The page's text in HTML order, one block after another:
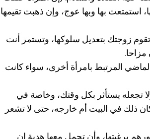
بها وبها عوج، وإن ذهبت تقيمها
زوجتك بتعديل سلوكها، وتستمر أنت
المرتبط بامرأة أخرى، سواء كانت
تجعله يستأثر بكل وقتك، وخاصة في
ذلك في البيت أم خارجه، حتى لا تشعر
برغبتها، وأن تحمل معها هدية إن